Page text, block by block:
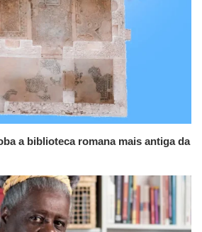
a biblioteca romana mais antiga da